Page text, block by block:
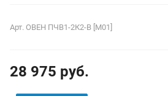
Арт. ОВЕН ПЧВ1-2К2-В [М01]
28 975 руб.